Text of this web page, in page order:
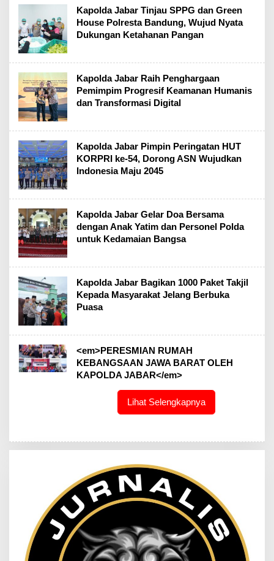
Kapolda Jabar Tinjau SPPG dan Green
House Polresta Bandung, Wujud Nyata
Dukungan Ketahanan Pangan
Kapolda Jabar Raih Penghargaan
Pemimpim Progresif Keamanan Humanis
dan Transformasi Digital
Kapolda Jabar Pimpin Peringatan HUT
KORPRI ke-54, Dorong ASN Wujudkan
Indonesia Maju 2045
Kapolda Jabar Gelar Doa Bersama
dengan Anak Yatim dan Personel Polda
untuk Kedamaian Bangsa
Kapolda Jabar Bagikan 1000 Paket Takjil
Kepada Masyarakat Jelang Berbuka
Puasa
<em>PERESMIAN RUMAH
KEBANGSAAN JAWA BARAT OLEH
KAPOLDA JABAR</em>
Lihat Selengkapnya